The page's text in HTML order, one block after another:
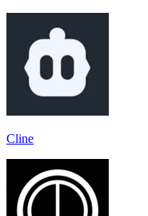
Cline